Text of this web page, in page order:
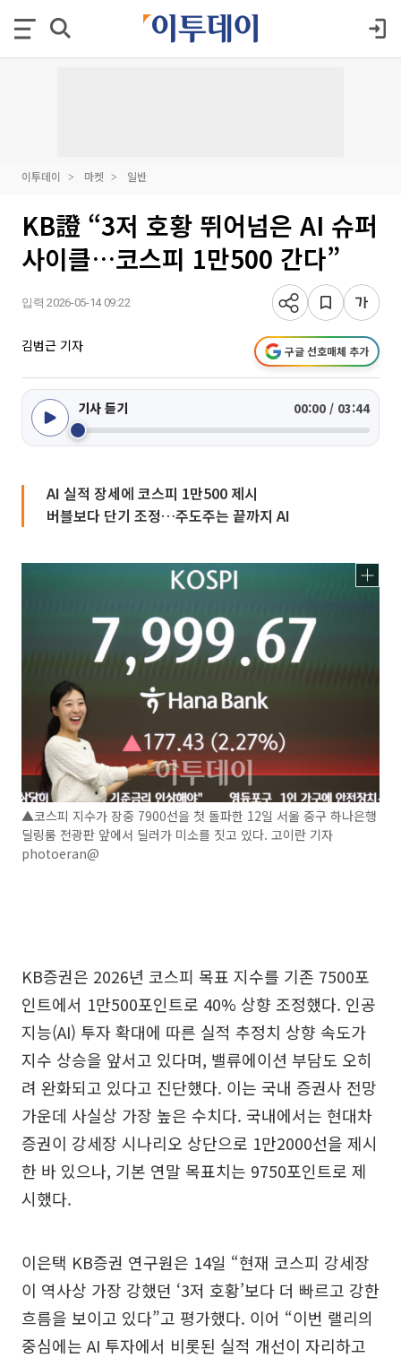
이투데이 마켓 일반
KB證 “3저 호황 뛰어넘은 AI 슈퍼
사이클…코스피 1만500 간다”
입력 2026-05-14 09:22
김범근 기자 구글 선호매체 추가
기사 듣기 00:00 / 03:44
AI 실적 장세에 코스피 1만500 제시
버블보다 단기 조정…주도주는 끝까지 AI
▲코스피 지수가 장중 7900선을 첫 돌파한 12일 서울 중구 하나은행
딜링룸 전광판 앞에서 딜러가 미소를 짓고 있다. 고이란 기자
photoeran@
KB증권은 2026년 코스피 목표 지수를 기존 7500포
인트에서 1만500포인트로 40% 상향 조정했다. 인공
지능(AI) 투자 확대에 따른 실적 추정치 상향 속도가
지수 상승을 앞서고 있다며, 밸류에이션 부담도 오히
려 완화되고 있다고 진단했다. 이는 국내 증권사 전망
가운데 사실상 가장 높은 수치다. 국내에서는 현대차
증권이 강세장 시나리오 상단으로 1만2000선을 제시
한 바 있으나, 기본 연말 목표치는 9750포인트로 제
시했다.
이은택 KB증권 연구원은 14일 “현재 코스피 강세장
이 역사상 가장 강했던 ‘3저 호황’보다 더 빠르고 강한
흐름을 보이고 있다”고 평가했다. 이어 “이번 랠리의
중심에는 AI 투자에서 비롯된 실적 개선이 자리하고